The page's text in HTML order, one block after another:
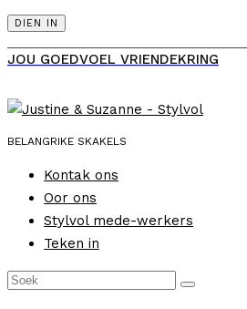
JOU GOEDVOEL VRIENDEKRING
BELANGRIKE SKAKELS
Kontak ons
Oor ons
Stylvol mede-werkers
Teken in